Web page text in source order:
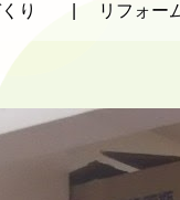
り リフォー